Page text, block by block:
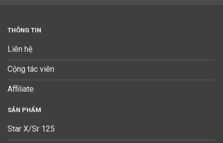
THÔNG TIN
Liên hệ
Cộng tác viên
Affiliate
SẢN PHẨM
Star X/Sr 125